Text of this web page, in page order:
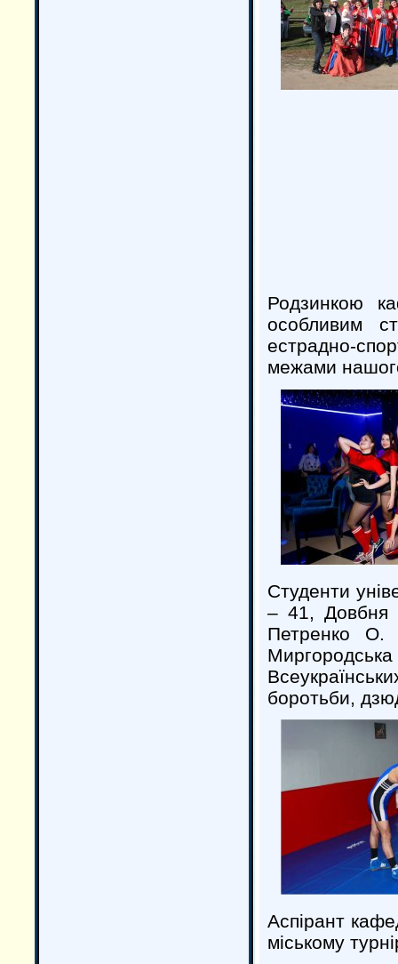
Родзинкою
особливим
естрадно-
межами
Студенти
– 41,
Петренко
боротьби,
Аспірант
міському